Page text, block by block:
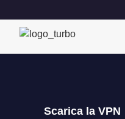
Scarica la VPN